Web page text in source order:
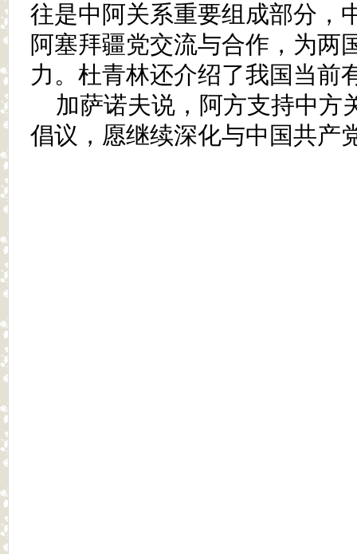
往是中阿关系重要组成部分，
阿塞拜疆党交流与合作，为两
力。杜青林还介绍了我国当前
加萨诺夫说，阿方支持中方
倡议，愿继续深化与中国共产